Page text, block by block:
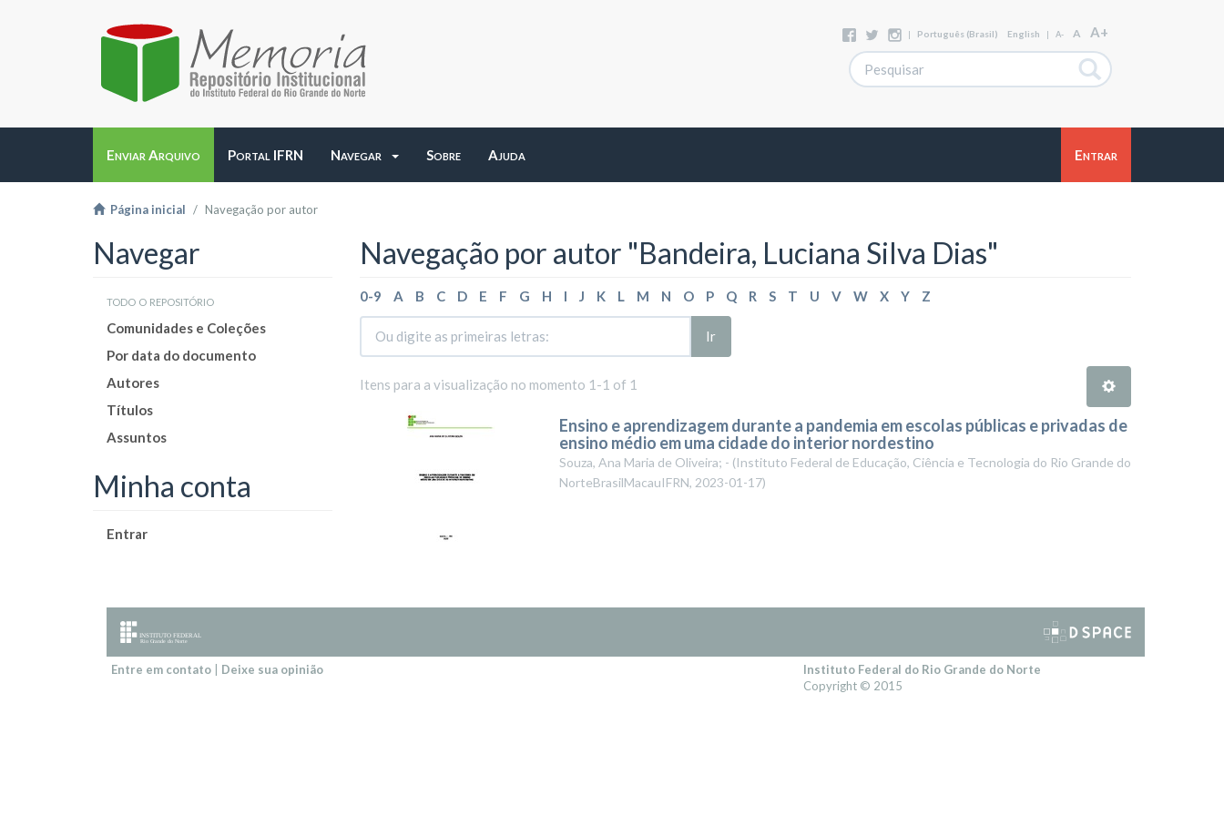
| Português (Brasil) English | A- A A+
Enviar Arquivo Portal IFRN Navegar Sobre Ajuda Entrar
Página inicial Navegação por autor
Navegar
todo o repositório
Comunidades e Coleções
Por data do documento
Autores
Títulos
Assuntos
Minha conta
Entrar
Navegação por autor "Bandeira, Luciana Silva Dias"
0-9 A B C D E F G H I J K L M N O P Q R S T U V W X Y Z
Ir
Itens para a visualização no momento 1-1 of 1
Ensino e aprendizagem durante a pandemia em escolas públicas e privadas de
ensino médio em uma cidade do interior nordestino
Souza, Ana Maria de Oliveira; - (Instituto Federal de Educação, Ciência e Tecnologia do Rio Grande do
NorteBrasilMacauIFRN, 2023-01-17)
Entre em contato Deixe sua opinião
Instituto Federal do Rio Grande do Norte
Copyright © 2015